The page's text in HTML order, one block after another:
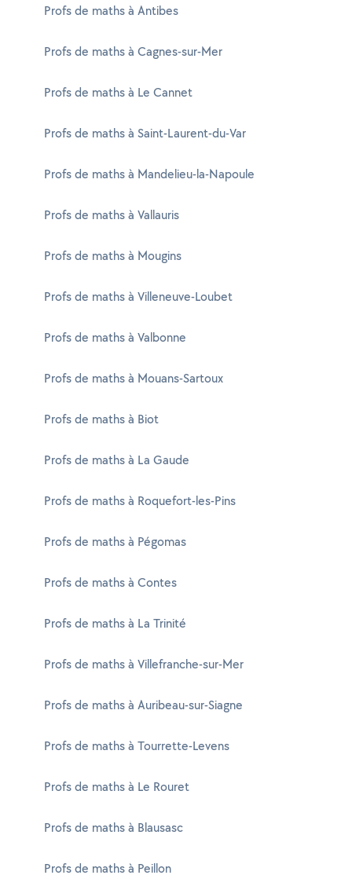
Profs de maths à Antibes
Profs de maths à Cagnes-sur-Mer
Profs de maths à Le Cannet
Profs de maths à Saint-Laurent-du-Var
Profs de maths à Mandelieu-la-Napoule
Profs de maths à Vallauris
Profs de maths à Mougins
Profs de maths à Villeneuve-Loubet
Profs de maths à Valbonne
Profs de maths à Mouans-Sartoux
Profs de maths à Biot
Profs de maths à La Gaude
Profs de maths à Roquefort-les-Pins
Profs de maths à Pégomas
Profs de maths à Contes
Profs de maths à La Trinité
Profs de maths à Villefranche-sur-Mer
Profs de maths à Auribeau-sur-Siagne
Profs de maths à Tourrette-Levens
Profs de maths à Le Rouret
Profs de maths à Blausasc
Profs de maths à Peillon